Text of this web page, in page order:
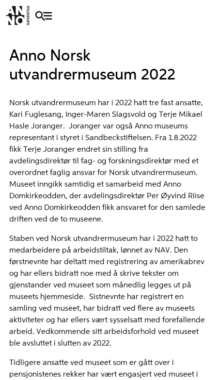
Anno Norsk
utvandrermuseum 2022
Norsk utvandrermuseum har i 2022 hatt tre fast ansatte,
Kari Fuglesang, Inger-Maren Slagsvold og Terje Mikael
Hasle Joranger. Joranger var også Anno museums
representant i styret i Sandbeckstiftelsen. Fra 1.8.2022
fikk Terje Joranger endret sin stilling fra
avdelingsdirektør til fag- og forskningsdirektør med et
overordnet faglig ansvar for Norsk utvandrermuseum.
Museet inngikk samtidig et samarbeid med Anno
Domkirkeodden, der avdelingsdirektør Per Øyvind Riise
ved Anno Domkirkeodden fikk ansvaret for den samlede
driften ved de to museene.
Staben ved Norsk utvandrermuseum har i 2022 hatt to
medarbeidere på arbeidstiltak, lønnet av NAV. Den
førstnevnte har deltatt med registrering av amerikabrev
og har ellers bidratt noe med å skrive tekster om
gjenstander ved museet som månedlig legges ut på
museets hjemmeside. Sistnevnte har registrert en
samling ved museet, har bidratt ved flere av museets
aktiviteter og har ellers vært sysselsatt med forefallende
arbeid. Vedkommende sitt arbeidsforhold ved museet
ble avsluttet i slutten av 2022.
Tidligere ansatte ved museet som er gått over i
pensjonistenes rekker har vært engasjert ved museet i